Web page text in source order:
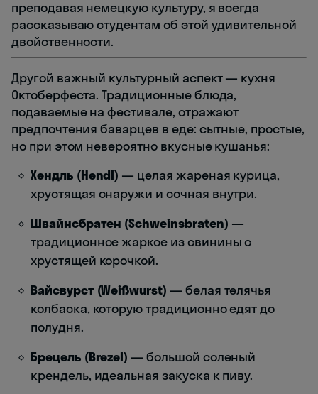
преподавая немецкую культуру, я всегда
рассказываю студентам об этой удивительной
двойственности.
Другой важный культурный аспект — кухня
Октоберфеста. Традиционные блюда,
подаваемые на фестивале, отражают
предпочтения баварцев в еде: сытные, простые,
но при этом невероятно вкусные кушанья:
Хендль (Hendl) — целая жареная курица,
хрустящая снаружи и сочная внутри.
Швайнсбратен (Schweinsbraten) —
традиционное жаркое из свинины с
хрустящей корочкой.
Вайсвурст (Weißwurst) — белая телячья
колбаска, которую традиционно едят до
полудня.
Брецель (Brezel) — большой соленый
крендель, идеальная закуска к пиву.